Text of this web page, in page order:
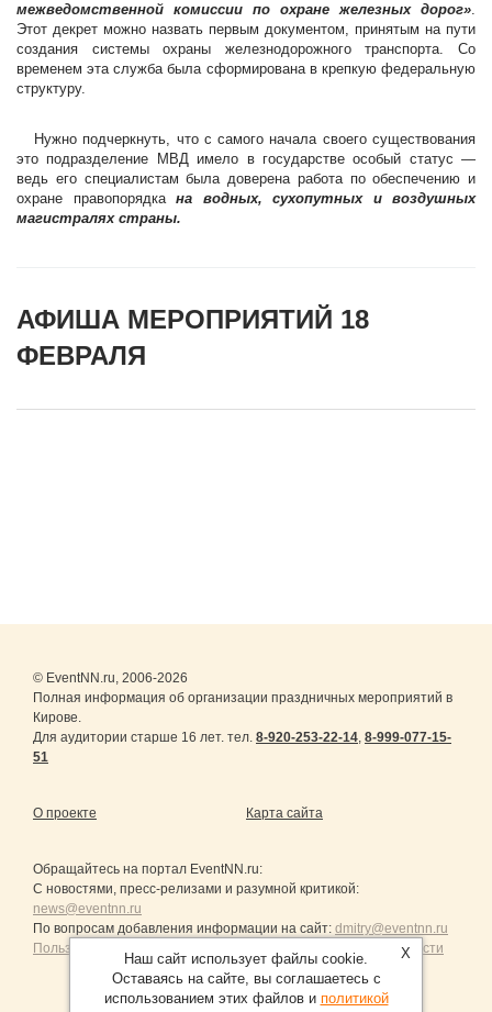
межведомственной комиссии по охране железных дорог».
Этот декрет можно назвать первым документом, принятым на пути
создания системы охраны железнодорожного транспорта. Со
временем эта служба была сформирована в крепкую федеральную
структуру.
Нужно подчеркнуть, что с самого начала своего существования
это подразделение МВД имело в государстве особый статус —
ведь его специалистам была доверена работа по обеспечению и
охране правопорядка на водных, сухопутных и воздушных
магистралях страны.
АФИША МЕРОПРИЯТИЙ 18
ФЕВРАЛЯ
© EventNN.ru, 2006-2026
Полная информация об организации праздничных мероприятий в
Кирове.
Для аудитории старше 16 лет. тел. 8-920-253-22-14, 8-999-077-15-
51
О проекте Карта сайта
Обращайтесь на портал EventNN.ru:
С новостями, пресс-релизами и разумной критикой:
news@eventnn.ru
По вопросам добавления информации на сайт: dmitry@eventnn.ru
Пользовательское Соглашение и политика конфиденциальности
X
Наш сайт использует файлы cookie.
Оставаясь на сайте, вы соглашаетесь с
использованием этих файлов и политикой